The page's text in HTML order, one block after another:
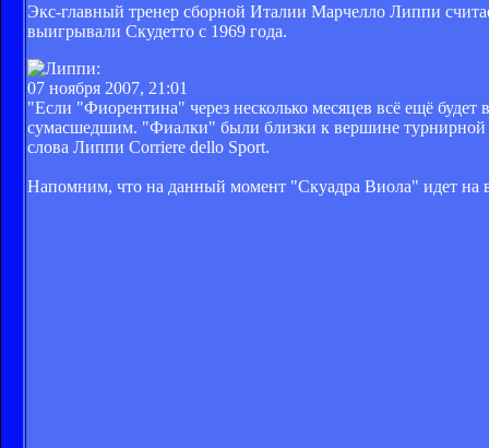
Экс-главный тренер сборной Италии Марчелло Липпи
выигрывали Скудетто с 1969 года.
07 ноября 2007, 21:01
"Если "Фиорентина" через несколько месяцев всё ещё
сумасшедшим. "Фиалки" были близки к вершине турнирной
слова Липпи Corriere dello Sport.
Напомним, что на данный момент "Скуадра Виола" идет на